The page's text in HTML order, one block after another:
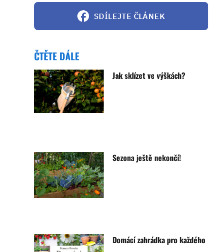
SDÍLEJTE ČLÁNEK
ČTĚTE DÁLE
Jak sklízet ve výškách?
Sezona ještě nekončí!
Domácí zahrádka pro každého